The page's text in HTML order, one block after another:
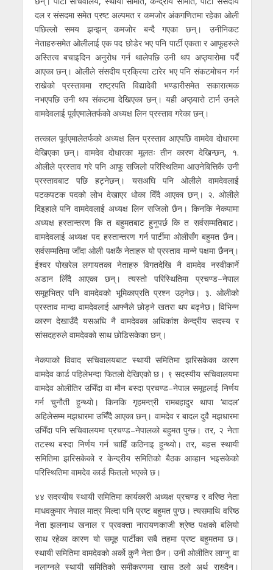
दल र संसदमा समेत प्रष्ट अल्पमत र कमजोर अंकगणितमा रहेका ओली
पछिल्लो समय झन्झन् कमजोर बन्दै गएका छन्। उनीनिकट
नेताहरुसमेत ओलीलाई एक पद छोडेर भए पनि पार्टी एकता र आफूहरुले
अस्तित्व बचाइदिन अनुरोध गर्न थालेपछि उनी थप अप्ठ्यारोमा पर्दै
आएका छन्। ओलीले संसदीय प्रक्रिया टारेर भए पनि संकटमोचन गर्न
राखेको प्रस्तावमा राष्ट्रपति विद्यादेवी भण्डारीसमेत सकारात्मक
नभएपछि उनी थप संकटमा देखिएका छन्। यही अप्ठ्यारो टार्न उनले
वामदेवलाई पूर्वएमालेतर्फको अध्यक्ष लिन प्रस्ताव गरेका छन्।
तत्काल पूर्वएमालेतर्फको अध्यक्ष लिन प्रस्ताव आएपछि वामदेव दोधारमा
देखिएका छन्। वामदेव दोधारका मूलतः तीन कारण देखिन्छन्, १.
ओलीले प्रस्ताव गरे पनि आफू सजिलो परिस्थितिमा आउनेबित्तिकै उनी
प्रस्तावबाट पछि हट्नेछन्। यसअघि पनि ओलीले वामदेवलाई
पटकपटक पदको लोभ देखाएर धोका दिँदै आएका छन्। २. ओलीले
दिइहाले पनि वामदेवलाई अध्यक्ष लिन सजिलो छैन। किनकि नेकपामा
अध्यक्ष हस्तान्तरण कि त बहुमतबाट हुनुपर्छ कि त सर्वसम्मतिबाट।
वामदेवलाई अध्यक्ष पद हस्तान्तरण गर्न पार्टीमा ओलीसँग बहुमत छैन।
सर्वसम्मतिमा जाँदा ओली पक्षकै नेताहरु यो प्रस्ताव मान्ने पक्षमा छैनन्।
ईश्वर पोखरेल लगायतका नेताहरु विगतदेखि नै वामदेव नस्वीकार्ने
अडान लिँदै आएका छन्। त्यस्तो परिस्थितिमा प्रचण्ड–नेपाल
समूहभित्र पनि वामदेवको भूमिकाप्रति प्रश्न उठ्नेछ। ३. ओलीको
प्रस्ताव मान्दा वामदेवलाई आफ्नैले छोड्ने खतरा थप बढ्नेछ। विभिन्न
कारण देखाउँदै यसअघि नै वामदेवका अधिकांश केन्द्रीय सदस्य र
सांसदहरुले वामदेवको साथ छोडिसकेका छन्।
नेकपाको विवाद सचिवालयबाट स्थायी समितिमा झरिसकेका कारण
वामदेव कार्ड पहिलेभन्दा फितलो देखिएको छ। ९ सदस्यीय सचिवालयमा
वामदेव ओलीतिर उभिँदा वा मौन बस्दा प्रचण्ड–नेपाल समूहलाई निर्णय
गर्न चुनौती हुन्थ्यो। किनकि गृहमन्त्री रामबहादुर थापा ‘बादल’
अहिलेसम्म मझधारमा उभिँँदै आएका छन्। वामदेव र बादल दुवै मझधारमा
उभिँदा पनि सचिवालयमा प्रचण्ड–नेपालको बहुमत पुग्छ। तर, २ नेता
तटस्थ बस्दा निर्णय गर्न चाहिँ कठिनाइ हुन्थ्यो। तर, बहस स्थायी
समितिमा झरिसकेको र केन्द्रीय समितिको बैठक आव्हान भइसकेको
परिस्थितिमा वामदेव कार्ड फितलो भएको छ।
४४ सदस्यीय स्थायी समितिमा कार्यकारी अध्यक्ष प्रचण्ड र वरिष्ठ नेता
माधवकुमार नेपाल मात्र मिल्दा पनि प्रष्ट बहुमत पुग्छ। त्यसमाथि वरिष्ठ
नेता झलनाथ खनाल र प्रवक्ता नारायणकाजी श्रेष्ठ पक्षको बलियो
साथ रहेका कारण यो समूह पार्टीका सबै तहमा प्रष्ट बहुमतमा छ।
स्थायी समितिमा वामदेवको अर्को कुनै नेता छैन। उनी ओलीतिर लाग्नु वा
नलाग्नुले स्थायी समितिको समीकरणमा खास ठूलो अर्थ राख्दैन।